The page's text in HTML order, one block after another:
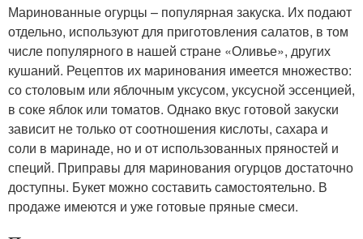
Маринованные огурцы – популярная закуска. Их подают
отдельно, используют для приготовления салатов, в том
числе популярного в нашей стране «Оливье», других
кушаний. Рецептов их маринования имеется множество:
со столовым или яблочным уксусом, уксусной эссенцией,
в соке яблок или томатов. Однако вкус готовой закуски
зависит не только от соотношения кислоты, сахара и
соли в маринаде, но и от использованных пряностей и
специй. Приправы для маринования огурцов достаточно
доступны. Букет можно составить самостоятельно. В
продаже имеются и уже готовые пряные смеси.